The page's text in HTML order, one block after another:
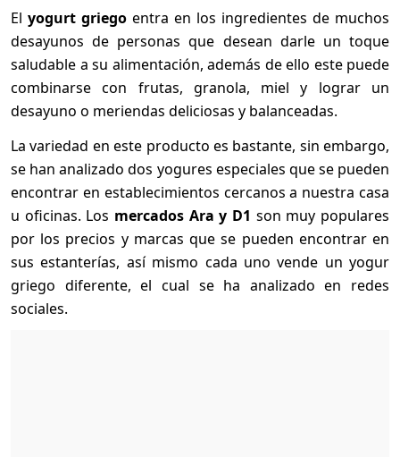
El yogurt griego entra en los ingredientes de muchos
desayunos de personas que desean darle un toque
saludable a su alimentación, además de ello este puede
combinarse con frutas, granola, miel y lograr un
desayuno o meriendas deliciosas y balanceadas.
La variedad en este producto es bastante, sin embargo,
se han analizado dos yogures especiales que se pueden
encontrar en establecimientos cercanos a nuestra casa
u oficinas. Los mercados Ara y D1 son muy populares
por los precios y marcas que se pueden encontrar en
sus estanterías, así mismo cada uno vende un yogur
griego diferente, el cual se ha analizado en redes
sociales.